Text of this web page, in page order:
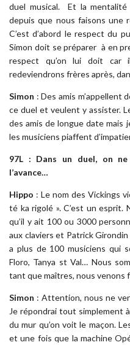
duel musical. Et la mentalité
depuis que nous faisons une
C’est d’abord le respect du
Simon doit se préparer à en
respect qu’on lui doit car
redeviendrons frères après,
Simon : Des amis m’appellent
ce duel et veulent y assister.
des amis de longue date mais
les musiciens piaffent
97L : Dans un duel, on
l’avance…
Hippo : Le nom des Vickings
té ka rigolé ». C’est un esprit.
qu’il y ait 100 ou 3000
aux claviers et Patrick
a plus de 100 musiciens qui
Floro, Tanya st Val… Nous
tant que maîtres, nous venons
Simon : Attention, nous ne
Je répondrai tout simplement
du mur qu’on voit le maçon.
et une fois que la machine